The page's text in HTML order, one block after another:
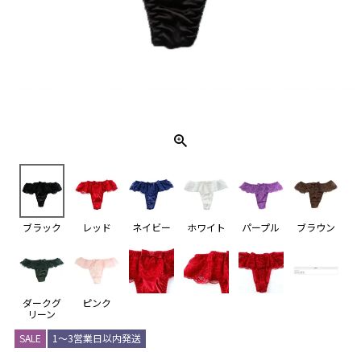
ブラック レッド ネイビー ホワイト パープル ブラウン
ダークグ
リーン
ピンク
SALE 1～3営業日以内発送